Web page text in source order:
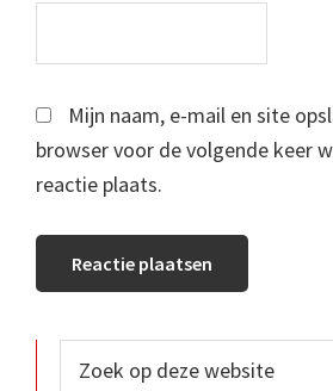
Mijn naam, e-mail en site
browser voor de volgende keer
reactie plaats.
Primaire
op